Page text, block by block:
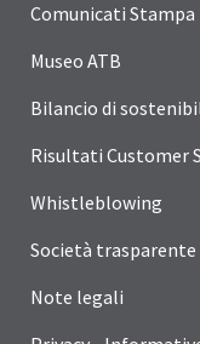
Comunicati Stampa
Museo ATB
Bilancio di
Risultati Customer
Whistleblowing
Società trasparente
Note legali